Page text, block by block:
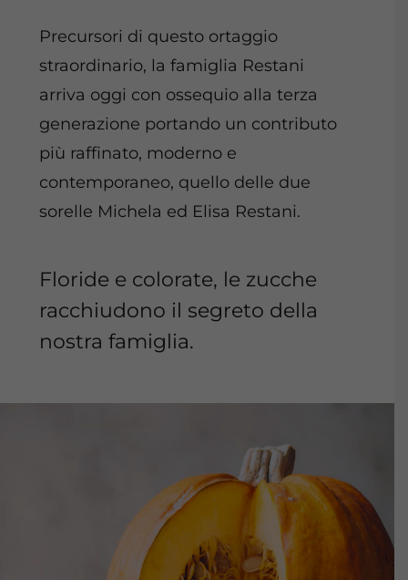
Precursori di questo ortaggio
straordinario, la famiglia Restani
arriva oggi con ossequio alla terza
generazione portando un contributo
più raffinato, moderno e
contemporaneo, quello delle due
sorelle Michela ed Elisa Restani.
Floride e colorate, le zucche
racchiudono il segreto della
nostra famiglia.